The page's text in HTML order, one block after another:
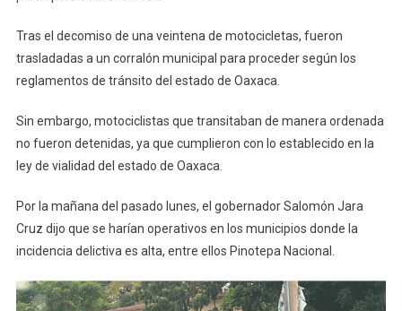
Tras el decomiso de una veintena de motocicletas, fueron
trasladadas a un corralón municipal para proceder según los
reglamentos de tránsito del estado de Oaxaca.
Sin embargo, motociclistas que transitaban de manera ordenada
no fueron detenidas, ya que cumplieron con lo establecido en la
ley de vialidad del estado de Oaxaca.
Por la mañana del pasado lunes, el gobernador Salomón Jara
Cruz dijo que se harían operativos en los municipios donde la
incidencia delictiva es alta, entre ellos Pinotepa Nacional.